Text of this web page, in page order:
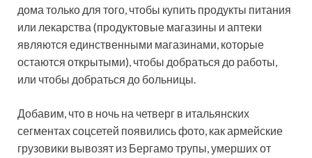
дома только для того, чтобы купить продукты питания
или лекарства (продуктовые магазины и аптеки
являются единственными магазинами, которые
остаются открытыми), чтобы добраться до работы,
или чтобы добраться до больницы.
Добавим, что в ночь на четверг в итальянских
сегментах соцсетей появились фото, как армейские
грузовики вывозят из Бергамо трупы, умерших от